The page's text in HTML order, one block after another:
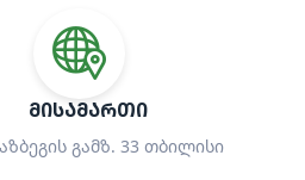
ᲛᲘᲡᲐᲛᲐᲠᲗᲘ
გამზ. 33 თბილისი